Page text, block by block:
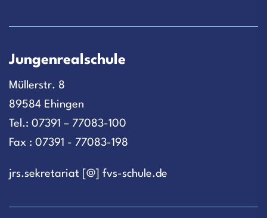
Jungenrealschule
Müllerstr. 8
89584 Ehingen
Tel.: 07391 – 77083-100
Fax : 07391 - 77083-198
jrs.sekretariat [@] fvs-schule.de